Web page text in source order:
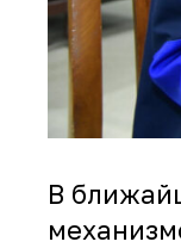
В